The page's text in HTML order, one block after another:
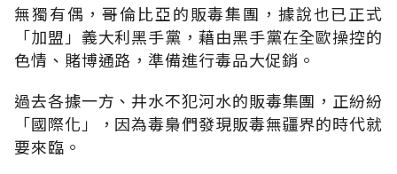
無獨有偶，哥倫比亞的販毒集團，據說也已正式
「加盟」義大利黑手黨，藉由黑手黨在全歐操控的
色情、賭博通路，準備進行毒品大促銷。
過去各據一方、井水不犯河水的販毒集團，正紛紛
「國際化」，因為毒梟們發現販毒無疆界的時代就
要來臨。